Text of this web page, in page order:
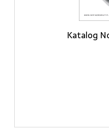
Katalog